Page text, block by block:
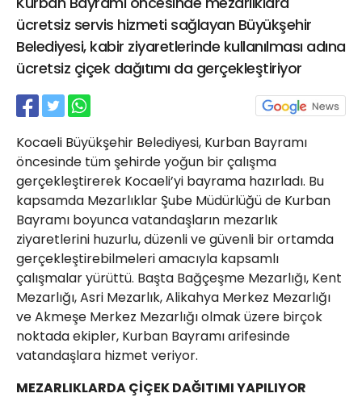
ücretsiz servis hizmeti sağlayan Büyükşehir
Belediyesi, kabir ziyaretlerinde kullanılması adına
ücretsiz çiçek dağıtımı da gerçekleştiriyor
Kocaeli Büyükşehir Belediyesi, Kurban Bayramı
öncesinde tüm şehirde yoğun bir çalışma
gerçekleştirerek Kocaeli’yi bayrama hazırladı. Bu
kapsamda Mezarlıklar Şube Müdürlüğü de Kurban
Bayramı boyunca vatandaşların mezarlık
ziyaretlerini huzurlu, düzenli ve güvenli bir ortamda
gerçekleştirebilmeleri amacıyla kapsamlı
çalışmalar yürüttü. Başta Bağçeşme Mezarlığı, Kent
Mezarlığı, Asri Mezarlık, Alikahya Merkez Mezarlığı
ve Akmeşe Merkez Mezarlığı olmak üzere birçok
noktada ekipler, Kurban Bayramı arifesinde
vatandaşlara hizmet veriyor.
MEZARLIKLARDA ÇİÇEK DAĞITIMI YAPILIYOR
21 Gölcük
02624132333
haber@golcukpostasi.com